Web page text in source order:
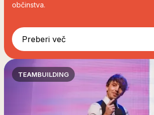
Preberi več
občinstva.
TEAMBUILDING